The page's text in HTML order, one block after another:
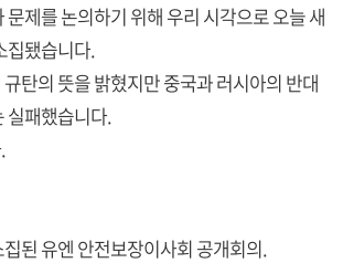
문제를 논의하기 위해 우리 시각으로 오늘 새
집됐습니다.
탄의 뜻을 밝혔지만 중국과 러시아의 반대
실패했습니다.
된 유엔 안전보장이사회 공개회의.